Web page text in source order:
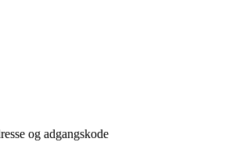
og adgangskode